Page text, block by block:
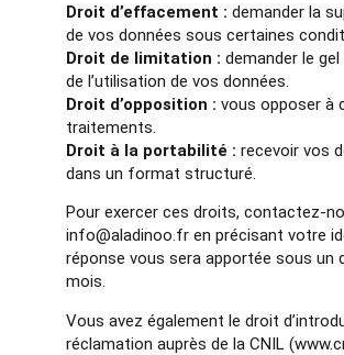
Droit d’effacement : demander la
de vos données sous certaines
Droit de limitation : demander le
de l’utilisation de vos données.
Droit d’opposition : vous opposer à
traitements.
Droit à la portabilité : recevoir vos
dans un format structuré.
Pour exercer ces droits, contactez-
info@aladinoo.fr en précisant votre
réponse vous sera apportée sous un
mois.
Vous avez également le droit
réclamation auprès de la CNIL